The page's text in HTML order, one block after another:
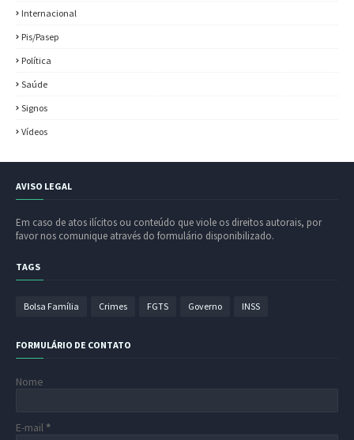
Internacional
Pis/Pasep
Política
Saúde
Signos
Vídeos
AVISO LEGAL
Em caso de atos ilícitos ou conteúdo que viole os direitos autorais, por
favor nos comunique através do formulário disponibilizado.
TAGS
Bolsa Família Crimes FGTS Governo INSS
FORMULÁRIO DE CONTATO
Nome
E-mail *